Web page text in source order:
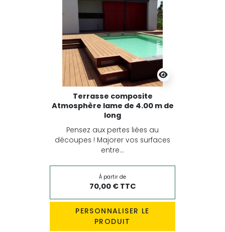
Terrasse composite
Atmosphère lame de 4.00 m de
long
Pensez aux pertes liées au
découpes ! Majorer vos surfaces
entre...
À partir de
70,00 € TTC
PERSONNALISER LE
PRODUIT